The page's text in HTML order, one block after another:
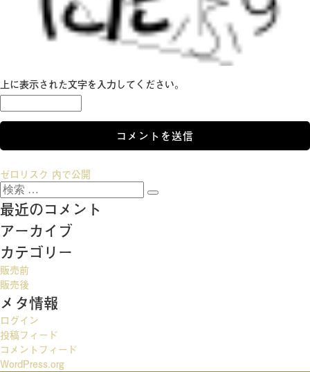
上に表示された文字を入力してください。
投
稿
ナ
ビ
ゲ
ー
シ
ョ
ン
ゼロリスク 内で公開
検
索:
検
最近のコメント
アーカイブ
カテゴリー
販売前
販売後
メタ情報
ログイン
投稿フィード
コメントフィード
WordPress.org